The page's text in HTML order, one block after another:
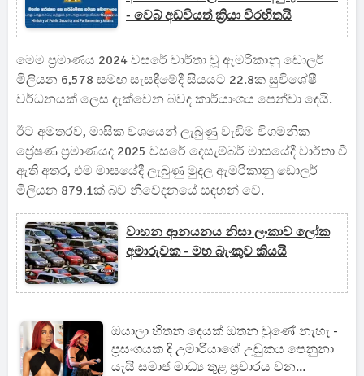
- වෙබ් අඩවියත් ක්‍රියා විරහිතයි
මෙම ප්‍රමාණය 2024 වසරේ වාර්තා වූ ඇමරිකානු ඩොලර්
මිලියන 6,578 සමඟ සැසඳීමේදී සියයට 22.8ක සුවිශේෂී
වර්ධනයක් ලෙස දැක්වෙන බවද කාර්යාංශය පෙන්වා දෙයි.
ඊට අමතරව, මාසික වශයෙන් ලැබුණු වැඩිම විගමනික
ප්‍රේෂණ ප්‍රමාණයද 2025 වසරේ දෙසැම්බර් මාසයේදී වාර්තා වී
ඇති අතර, එම මාසයේදී ලැබුණු මුදල ඇමරිකානු ඩොලර්
මිලියන 879.1ක් බව නිවේදනයේ සඳහන් වේ.
වාහන ආනයනය නිසා ලංකාව ලෝක
අමාරුවක - මහ බැංකුව කියයි
ඔයාලා හිතන දෙයක් ඔතන වුණේ නැහැ -
ප්‍රසංගයක දි උමාරියාගේ උඩුකය පෙනුනා
යැයි සමාජ මාධ්‍ය තුළ ප්‍රචාරය වන